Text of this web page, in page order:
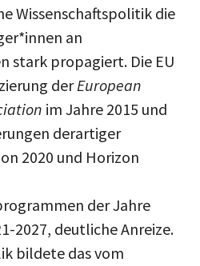
Wissenschaftspolitik die
an
stark propagiert. Die EU
derEuropean
im Jahre 2015 und
derartiger
2020 und Horizon
der Jahre
2027, deutliche Anreize.
bildete das vom